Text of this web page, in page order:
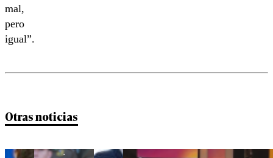
mal,
pero
igual”.
Otras noticias